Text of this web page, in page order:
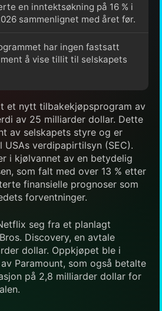
en inntektsøkning på 16 % i
sammenlignet med året før.
har ingen fastsatt
å vise tillit til selskapets
et nytt tilbakekjøpsprogram av
av 25 milliarder dollar. Dette
av selskapets styre og er
verdipapirtilsyn (SEC).
i kjølvannet av en betydelig
som falt med over 13 % etter
finansielle prognoser som
forventninger.
seg fra et planlagt
Discovery, en avtale
dollar. Oppkjøpet ble i
Paramount, som også betalte
på 2,8 milliarder dollar for